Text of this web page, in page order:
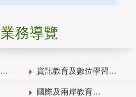
業務導覽
資訊教育及數位學習
國際及兩岸教育